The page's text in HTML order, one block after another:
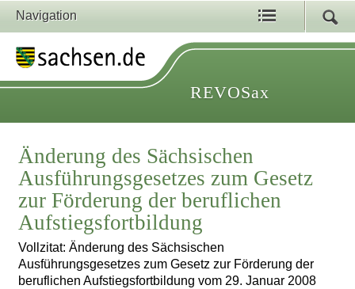
Navigation
REVOSax
Änderung des Sächsischen
Ausführungsgesetzes zum Gesetz
zur Förderung der beruflichen
Aufstiegsfortbildung
Vollzitat: Änderung des Sächsischen
Ausführungsgesetzes zum Gesetz zur Förderung der
beruflichen Aufstiegsfortbildung vom 29. Januar 2008